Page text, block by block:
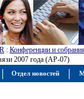
: Конференции и
2007 года (АР-07)
Отдел новостей